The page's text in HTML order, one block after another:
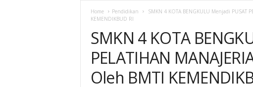
Home Pendidikan
SMKN 4 KOTA BENGKULU Menjadi PUSAT
KEMENDIKBUD RI
SMKN 4 KOTA
PELATIHAN
Oleh BMTI